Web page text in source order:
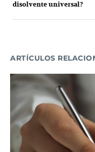
disolvente universal?
ARTÍCULOS